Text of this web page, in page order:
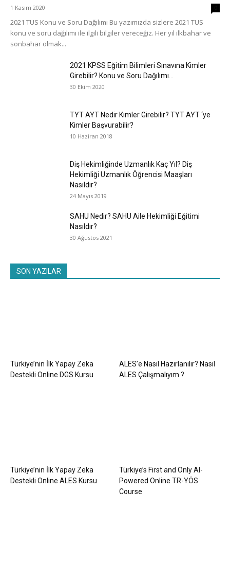
1 Kasım 2020
2021 TUS Konu ve Soru Dağılımı Bu yazımızda sizlere 2021 TUS
konu ve soru dağılımı ile ilgili bilgiler vereceğiz. Her yıl ilkbahar ve
sonbahar olmak...
2021 KPSS Eğitim Bilimleri Sınavına Kimler
Girebilir? Konu ve Soru Dağılımı...
30 Ekim 2020
TYT AYT Nedir Kimler Girebilir? TYT AYT ‘ye
Kimler Başvurabilir?
10 Haziran 2018
Diş Hekimliğinde Uzmanlık Kaç Yıl? Diş
Hekimliği Uzmanlık Öğrencisi Maaşları
Nasıldır?
24 Mayıs 2019
SAHU Nedir? SAHU Aile Hekimliği Eğitimi
Nasıldır?
30 Ağustos 2021
SON YAZILAR
Türkiye’nin İlk Yapay Zeka
Destekli Online DGS Kursu
ALES’e Nasıl Hazırlanılır? Nasıl
ALES Çalışmalıyım ?
Türkiye’nin İlk Yapay Zeka
Destekli Online ALES Kursu
Türkiye’s First and Only AI-
Powered Online TR-YÖS
Course